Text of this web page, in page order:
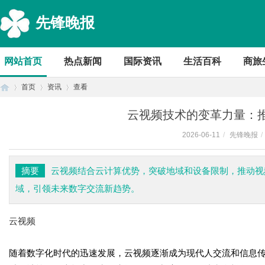
先锋晚报
网站首页 热点新闻 国际资讯 生活百科 商旅
首页 资讯 查看
云视频技术的变革力量：
2026-06-11 / 先锋晚报 /
摘要
云视频结合云计算优势，突破地域和设备限制，推动
域，引领未来数字交流新趋势。
云视频
随着数字化时代的迅速发展，云视频逐渐成为现代人交流和信